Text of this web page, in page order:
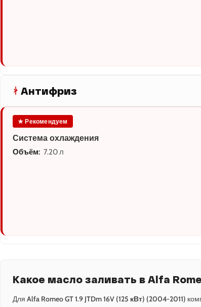
Антифриз
★ Рекомендуем
Система охлаждения
Объём: 7.20 л
Какое масло заливать в Alfa
Для Alfa Romeo GT 1.9 JTDm 16V (125 кВт) (2004-2011)